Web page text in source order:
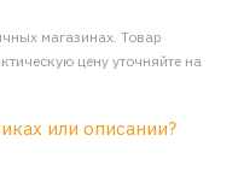
магазинах. Товар
цену уточняйте на
или описании?